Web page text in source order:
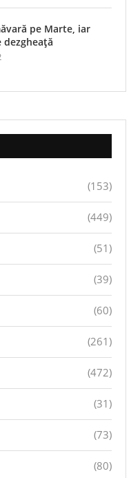
pe Marte, iar
dezgheață
(153)
(449)
(51)
(39)
(60)
(261)
(472)
(31)
(73)
(80)